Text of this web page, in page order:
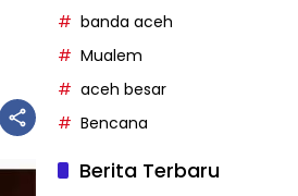
banda aceh
Mualem
aceh besar
Bencana
Berita Terbaru